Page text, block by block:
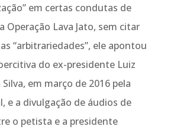
em certas condutas de
Operação Lava Jato, sem citar
“arbitrariedades”, ele apontou
do ex-presidente Luiz
em março de 2016 pela
e a divulgação de áudios de
o petista e a presidente